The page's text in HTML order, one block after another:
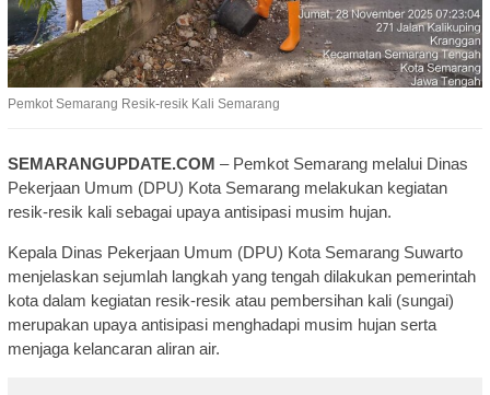
Pemkot Semarang Resik-resik Kali Semarang
SEMARANGUPDATE.COM – Pemkot Semarang melalui Dinas
Pekerjaan Umum (DPU) Kota Semarang melakukan kegiatan
resik-resik kali sebagai upaya antisipasi musim hujan.
Kepala Dinas Pekerjaan Umum (DPU) Kota Semarang Suwarto
menjelaskan sejumlah langkah yang tengah dilakukan pemerintah
kota dalam kegiatan resik-resik atau pembersihan kali (sungai)
merupakan upaya antisipasi menghadapi musim hujan serta
menjaga kelancaran aliran air.